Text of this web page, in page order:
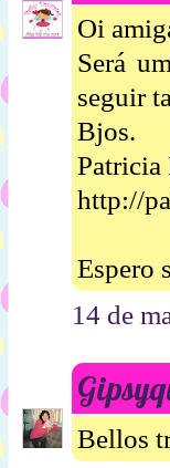
Oi
Será
seguir
Bjos.
Patricia
http://
Espero
14 de
Bellos